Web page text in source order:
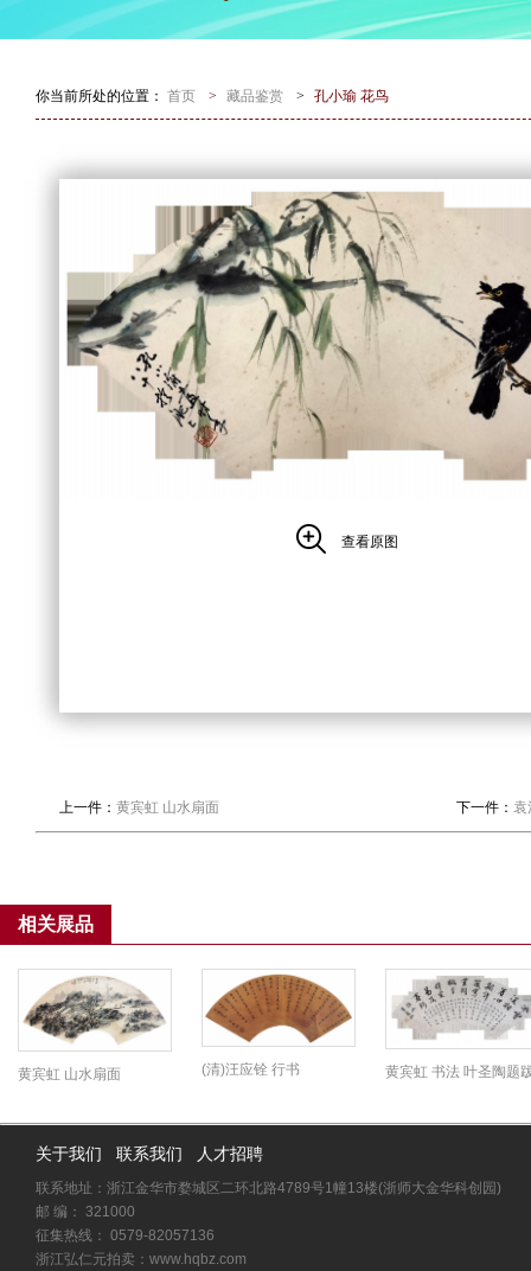
你当前所处的位置： 首页 > 藏品鉴赏 > 孔小瑜 花鸟
查看原图
上一件： 黄宾虹 山水扇面 下一件： 袁
相关展品
黄宾虹 山水扇面 (清)汪应铨 行书 黄宾虹 书法 叶圣陶题
关于我们 联系我们 人才招聘
联系地址：浙江金华市婺城区二环北路4789号1幢13楼(浙师大金华科创园)
邮 编： 321000
征集热线： 0579-82057136
浙江弘仁元拍卖：www.hqbz.com